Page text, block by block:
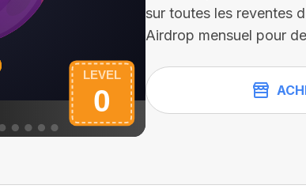
sur toutes les reventes
Airdrop mensuel pour